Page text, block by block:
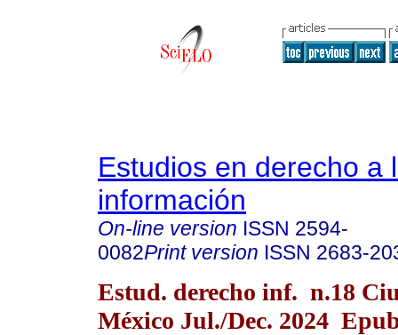
Estudios en derecho a
información
On-line version ISSN 2594-
0082Print version ISSN 2683-
Estud. derecho inf. n.18
México Jul./Dec. 2024